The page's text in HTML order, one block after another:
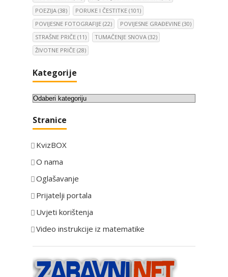
POEZIJA (38) PORUKE I ČESTITKE (101)
POVIJESNE FOTOGRAFIJE (22) POVIJESNE GRAĐEVINE (30)
STRAŠNE PRIČE (11) TUMAČENJE SNOVA (32)
ŽIVOTNE PRIČE (28)
Kategorije
K
t
g
o
i
j
Stranice
KvizBOX
O nama
Oglašavanje
Prijatelji portala
Uvjeti korištenja
Video instrukcije iz matematike